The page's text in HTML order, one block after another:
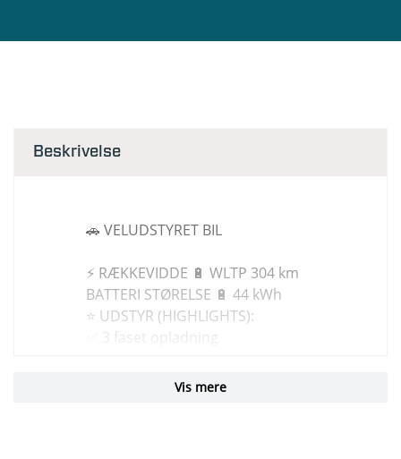
Beskrivelse
🚗 VELUDSTYRET BIL
⚡ RÆKKEVIDDE 🔋 WLTP 304 km
BATTERI STØRELSE 🔋 44 kWh
⭐ UDSTYR (HIGHLIGHTS):
✅ 3 faset opladning
Vis mere